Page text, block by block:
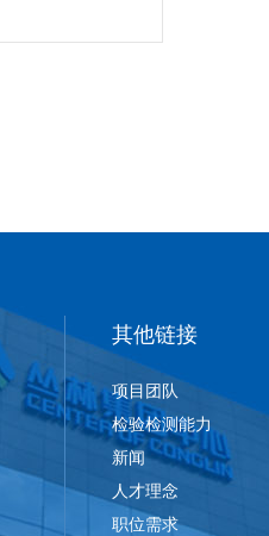
其他链接
项目团队
检验检测能力
新闻
人才理念
职位需求